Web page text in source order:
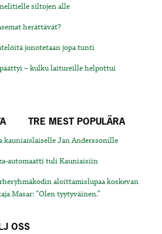
siltojen alle
herättävät?
jonotetaan jopa tunti
– kulku laitureille helpottui
TRE MEST POPULÄRA
kauniaislaiselle Jan Anderssonille
automaatti tuli Kauniaisiin
aloittamislupaa koskevan
Masar: “Olen tyytyväinen.”
OSS